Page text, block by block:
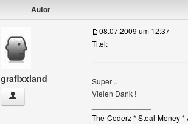
Autor
grafixxland
grafixxland Benutzer-Profile anzeigen
08.07.2009 um 12:37
Titel:
Super ..
Vielen Dank !
The-Coderz* Steal-Money*